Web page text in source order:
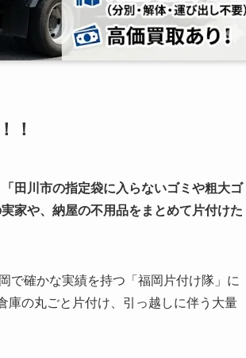
！
「田川市の指定袋に入らないゴミや粗大ゴ
家や、納屋の不用品をまとめて片付けた
で確かな実績を持つ「福岡片付け隊」に
庫の丸ごと片付け、引っ越しに伴う大量